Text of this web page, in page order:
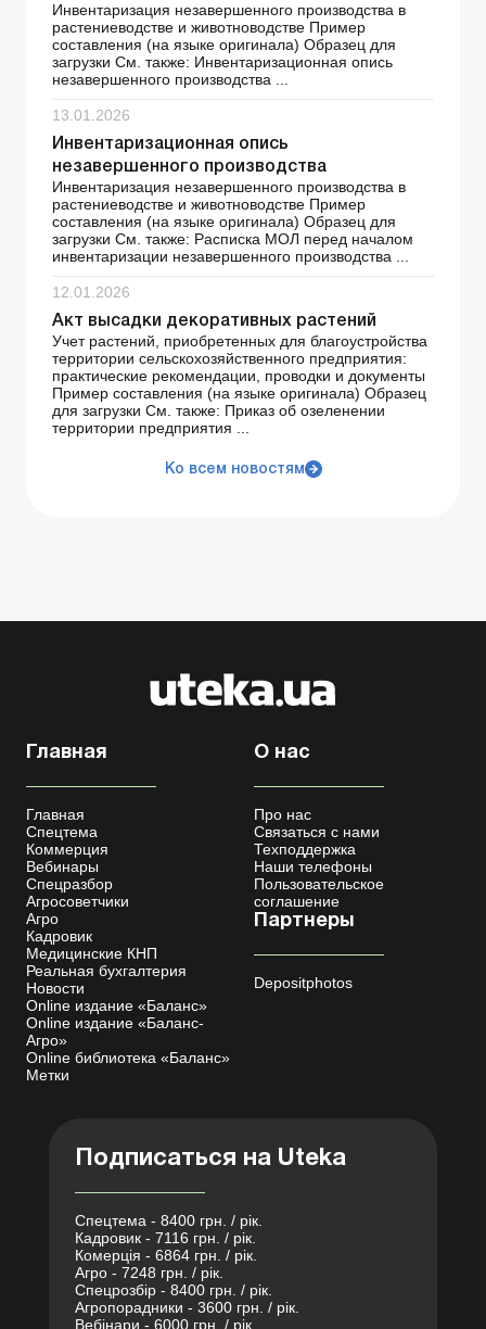
Инвентаризация незавершенного производства в
растениеводстве и животноводстве Пример
составления (на языке оригинала) Образец для
загрузки См. также: Инвентаризационная опись
незавершенного производства ...
13.01.2026
Инвентаризационная опись
незавершенного производства
Инвентаризация незавершенного производства в
растениеводстве и животноводстве Пример
составления (на языке оригинала) Образец для
загрузки См. также: Расписка МОЛ перед началом
инвентаризации незавершенного производства ...
12.01.2026
Акт высадки декоративных растений
Учет растений, приобретенных для благоустройства
территории сельскохозяйственного предприятия:
практические рекомендации, проводки и документы
Пример составления (на языке оригинала) Образец
для загрузки См. также: Приказ об озеленении
территории предприятия ...
Ко всем новостям
Главная
Главная
Спецтема
Коммерция
Вебинары
Спецразбор
Агросоветчики
Агро
Кадровик
Медицинские КНП
Реальная бухгалтерия
Новости
Online издание «Баланс»
Online издание «Баланс-
Агро»
Online библиотека «Баланс»
Метки
О нас
Про нас
Связаться с нами
Техподдержка
Наши телефоны
Пользовательское
соглашение
Партнеры
Depositphotos
Подписаться на Uteka
Спецтема - 8400 грн. / рік.
Кадровик - 7116 грн. / рік.
Комерція - 6864 грн. / рік.
Агро - 7248 грн. / рік.
Спецрозбір - 8400 грн. / рік.
Агропорадники - 3600 грн. / рік.
Вебінари - 6000 грн. / рік.